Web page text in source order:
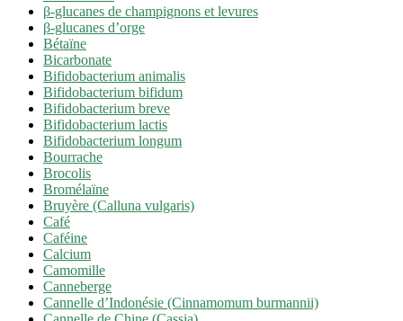
β-glucanes de champignons et levures
β-glucanes d’orge
Bétaïne
Bicarbonate
Bifidobacterium animalis
Bifidobacterium bifidum
Bifidobacterium breve
Bifidobacterium lactis
Bifidobacterium longum
Bourrache
Brocolis
Bromélaïne
Bruyère (Calluna vulgaris)
Café
Caféine
Calcium
Camomille
Canneberge
Cannelle d’Indonésie (Cinnamomum burmannii)